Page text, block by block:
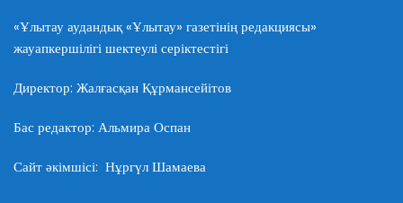
«Ұлытау аудандық «Ұлытау» газетінің редакциясы»
жауапкершілігі шектеулі серіктестігі
Директор: Жалғасқан Құрмансейітов
Бас редактор: Альмира Оспан
Сайт әкімшісі: Нұргүл Шамаева